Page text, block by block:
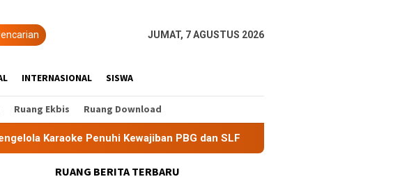
JUMAT, 7 AGUSTUS 2026
INTERNASIONAL SISWA
Ruang Ekbis Ruang Download
Kewajiban PBG dan SLF BEM Nusantara Priangan Timur Soroti
RUANG BERITA TERBARU